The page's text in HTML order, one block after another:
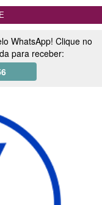
WhatsApp! Clique no
para receber: